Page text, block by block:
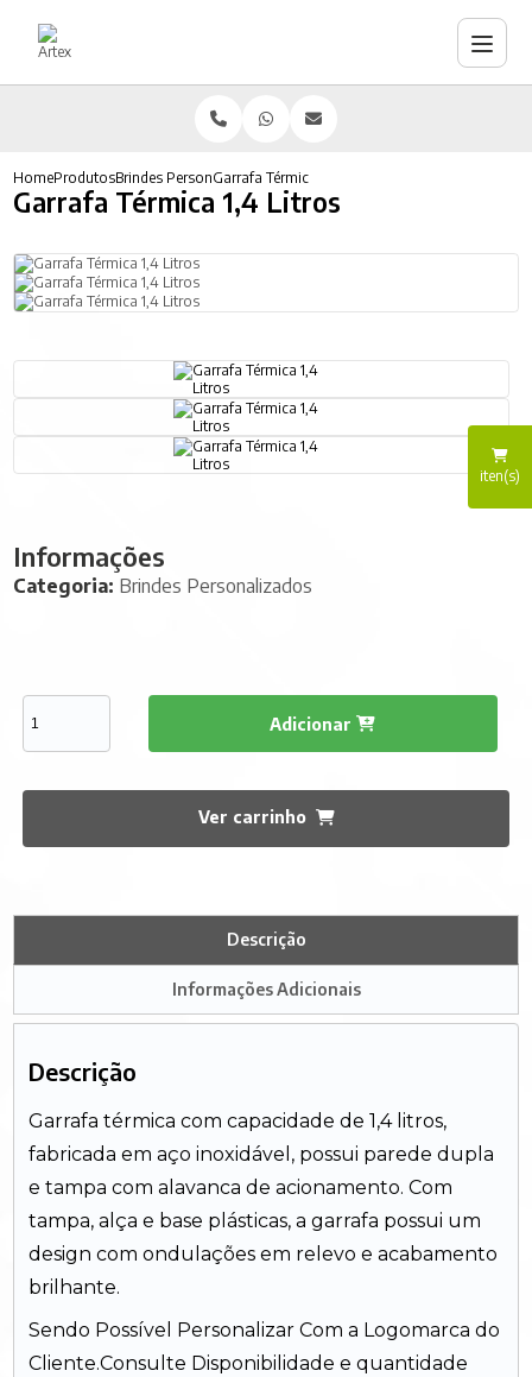
iten(s)
HomeProdutosBrindes PersonalizadosGarrafa Térmica 1,4 Litros
Garrafa Térmica 1,4 Litros
Informações
Categoria: Brindes Personalizados
Adicionar
Ver carrinho
Descrição
Informações Adicionais
Descrição
Garrafa térmica com capacidade de 1,4 litros,
fabricada em aço inoxidável, possui parede dupla
e tampa com alavanca de acionamento. Com
tampa, alça e base plásticas, a garrafa possui um
design com ondulações em relevo e acabamento
brilhante.
Sendo Possível Personalizar Com a Logomarca do
Cliente.Consulte Disponibilidade e quantidade